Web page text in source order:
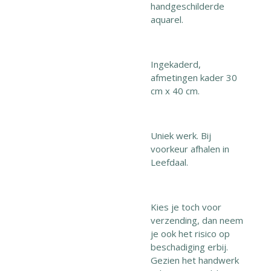
handgeschilderde
aquarel.
Ingekaderd,
afmetingen kader 30
cm x 40 cm.
Uniek werk. Bij
voorkeur afhalen in
Leefdaal.
Kies je toch voor
verzending, dan neem
je ook het risico op
beschadiging erbij.
Gezien het handwerk